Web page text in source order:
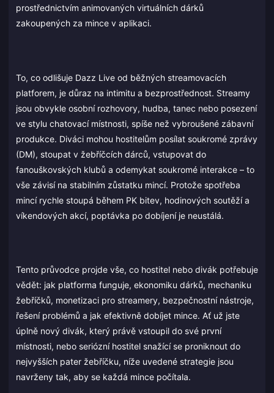
prostřednictvím animovaných virtuálních dárků
zakoupených za mince v aplikaci.
To, co odlišuje Dazz Live od běžných streamovacích
platforem, je důraz na intimitu a bezprostřednost. Streamy
jsou obvykle osobní rozhovory, hudba, tanec nebo posezení
ve stylu chatovací místnosti, spíše než vybroušené zábavní
produkce. Diváci mohou hostitelům posílat soukromé zprávy
(DM), stoupat v žebříčcích dárců, vstupovat do
fanouškovských klubů a odemykat soukromé interakce – to
vše závisí na stabilním zůstatku mincí. Protože spotřeba
mincí rychle stoupá během PK bitev, hodinových soutěží a
víkendových akcí, poptávka po dobíjení je neustálá.
Tento průvodce projde vše, co hostitel nebo divák potřebuje
vědět: jak platforma funguje, ekonomiku dárků, mechaniku
žebříčků, monetizaci pro streamery, bezpečnostní nástroje,
řešení problémů a jak efektivně dobíjet mince. Ať už jste
úplně nový divák, který právě vstoupil do své první
místnosti, nebo seriózní hostitel snažící se proniknout do
nejvyšších pater žebříčku, níže uvedené strategie jsou
navrženy tak, aby se každá mince počítala.